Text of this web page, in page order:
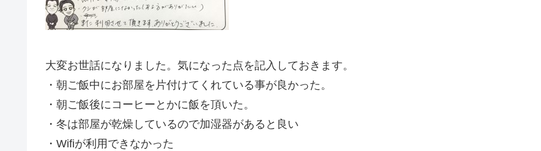
大変お世話になりました。気になった点を記入しておきます。
・朝ご飯中にお部屋を片付けてくれている事が良かった。
・朝ご飯後にコーヒーとかに飯を頂いた。
・冬は部屋が乾燥しているので加湿器があると良い
・Wifiが利用できなかった